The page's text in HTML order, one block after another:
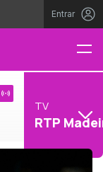
Entrar
TV
RTP